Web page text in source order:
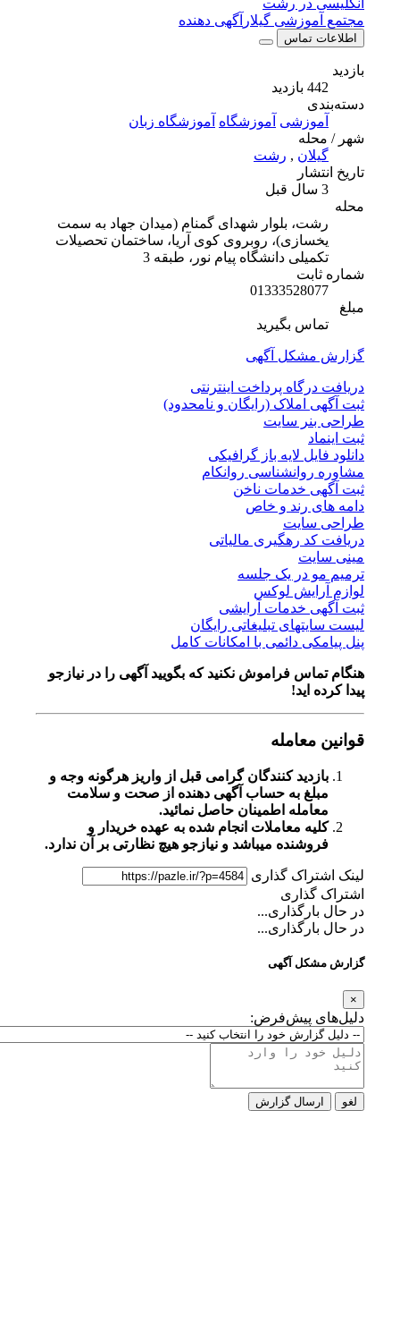
مجتمع آموزشی گیلار آگهی دهنده
اطلاعات تماس
دسته‌بندی
آموزشی آموزشگاه آموزشگاه زبان
شهر / محله
,رشت
تاریخ انتشار
رشت، بلوار شهدای گمنام (میدان جهاد به سمت
یخسازی)، روبروی کوی آریا، ساختمان تحصیلات
تکمیلی دانشگاه پیام نور، طبقه 3
شماره ثابت
01333528077
تماس بگیرید
گزارش مشکل آگهی
دریافت درگاه پرداخت اینترنتی
ثبت آگهی املاک (رایگان و نامحدود)
طراحی بنر سایت
ثبت اینماد
دانلود فایل لایه باز گرافیکی
مشاوره روانشناسی روانکام
ثبت آگهی خدمات ناخن
دامه های رند و خاص
طراحی سایت
دریافت کد رهگیری مالیاتی
مینی سایت
ترمیم مو در یک جلسه
لوازم آرایش لوکس
ثبت آگهی خدمات آرایشی
لیست سایتهای تبلیغاتی رایگان
پنل پیامکی دائمی با امکانات کامل
هنگام تماس فراموش نکنید که بگویید آگهی را در نیازجو
پیدا کرده اید!
قوانین معامله
بازدید کنندگان گرامی قبل از واریز هرگونه وجه و
مبلغ به حساب آگهی دهنده از صحت و سلامت
معامله اطمینان حاصل نمائید.
کلیه معاملات انجام شده به عهده خریدار و
فروشنده میباشد و نیازجو هیچ نظارتی بر آن ندارد.
لینک اشتراک گذاری
اشتراک گذاری
در حال بارگذاری...
در حال بارگذاری...
گزارش مشکل آگهی
دلیل‌های پیش‌فرض:
ارسال گزارش